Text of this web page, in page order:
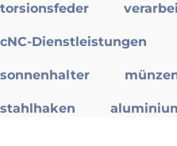
torsionsfeder
cNC-Dienstleistungen
sonnenhalter
stahlhaken